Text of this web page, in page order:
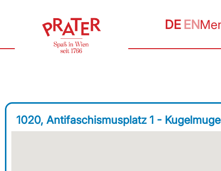
DE EN
1020, Antifaschismusplatz 1 -